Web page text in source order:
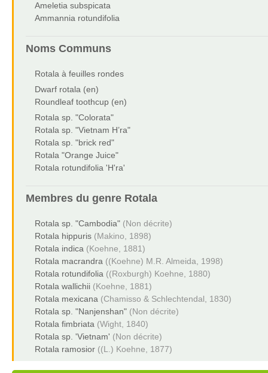
Ameletia subspicata
Ammannia rotundifolia
Noms Communs
Rotala à feuilles rondes
Dwarf rotala (en)
Roundleaf toothcup (en)
Rotala sp. "Colorata"
Rotala sp. "Vietnam H’ra"
Rotala sp. "brick red"
Rotala "Orange Juice"
Rotala rotundifolia 'H'ra'
Membres du genre Rotala
Rotala sp. "Cambodia" (Non décrite)
Rotala hippuris (Makino, 1898)
Rotala indica (Koehne, 1881)
Rotala macrandra ((Koehne) M.R. Almeida, 1998)
Rotala rotundifolia ((Roxburgh) Koehne, 1880)
Rotala wallichii (Koehne, 1881)
Rotala mexicana (Chamisso & Schlechtendal, 1830)
Rotala sp. "Nanjenshan" (Non décrite)
Rotala fimbriata (Wight, 1840)
Rotala sp. 'Vietnam' (Non décrite)
Rotala ramosior ((L.) Koehne, 1877)